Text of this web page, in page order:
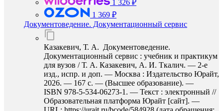
1 326 ₽
1 369 ₽
Документоведение. Документационный сервис
Казакевич, Т. А. Документоведение.
Документационный сервис : учебник и практикум
для вузов / Т. А. Казакевич, А. И. Ткалич. — 2-е
изд., испр. и доп. — Москва : Издательство Юрайт,
2026. — 167 с. — (Высшее образование). —
ISBN 978-5-534-06273-1. — Текст : электронный //
Образовательная платформа Юрайт [сайт]. —